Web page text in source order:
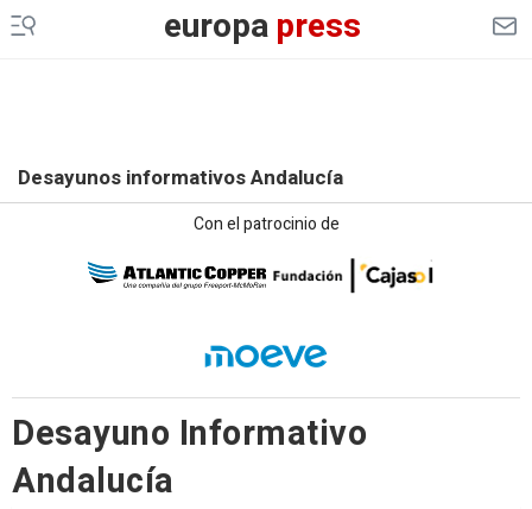
europapress
Desayunos informativos Andalucía
Con el patrocinio de
Desayuno Informativo
Andalucía